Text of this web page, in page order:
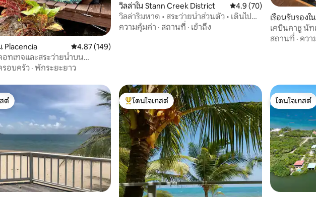
3 รีวิว
Placencia คะแนนเฉลี่ย 4.87 จาก 5, 149 รีวิว
4.87 (149)
อทเทจและสระว่ายน้ำบน
ใน Placencia
รอบครัว · พักระยะยาว
วิลล่าใน Stann Creek District คะแนนเฉลี่ย 4.9 จาก 5,
4.9 (70)
วิลล่าริมหาด • สระว่ายน้ำส่วนตัว • เดินไป
ร้านอาหารได้
ความคุ้มค่า · สถานที่ · เข้าถึง
เรือนรับรองใ
เคบินคาชู นัท
สถานที่ · ควา
ต์
ต์
โดนใจเกสต์ที่สุด
โดนใจเกสต์
โดนใจเกสต์
โดนใจเกสต์